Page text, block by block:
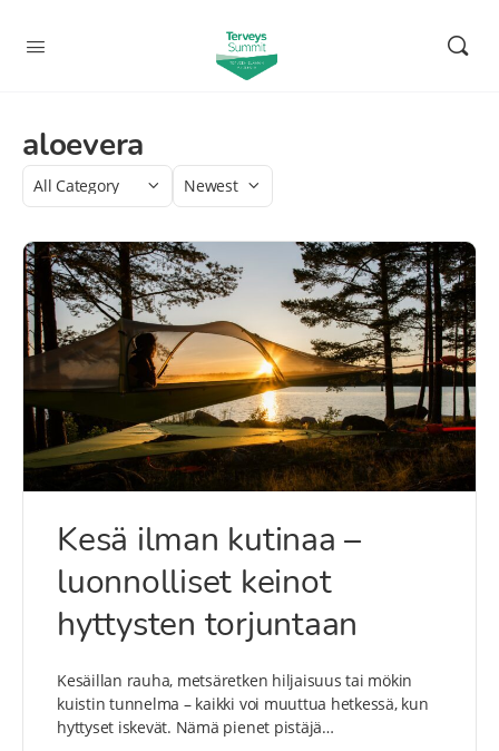
aloevera
Category
Sort
Kesä ilman kutinaa –
luonnolliset keinot
hyttysten torjuntaan
Kesäillan rauha, metsäretken hiljaisuus tai mökin
kuistin tunnelma – kaikki voi muuttua hetkessä, kun
hyttyset iskevät. Nämä pienet pistäjä…